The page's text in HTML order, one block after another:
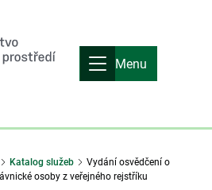
Menu
Katalog služeb
Vydání osvědčení o
osoby z veřejného rejstříku